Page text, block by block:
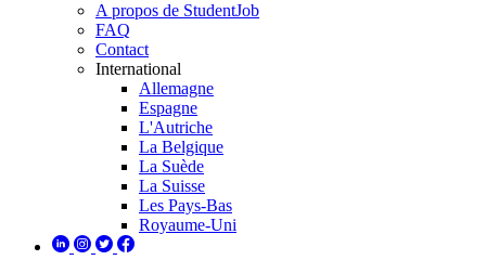
A propos de StudentJob
FAQ
Contact
International
Allemagne
Espagne
L'Autriche
La Belgique
La Suède
La Suisse
Les Pays-Bas
Royaume-Uni